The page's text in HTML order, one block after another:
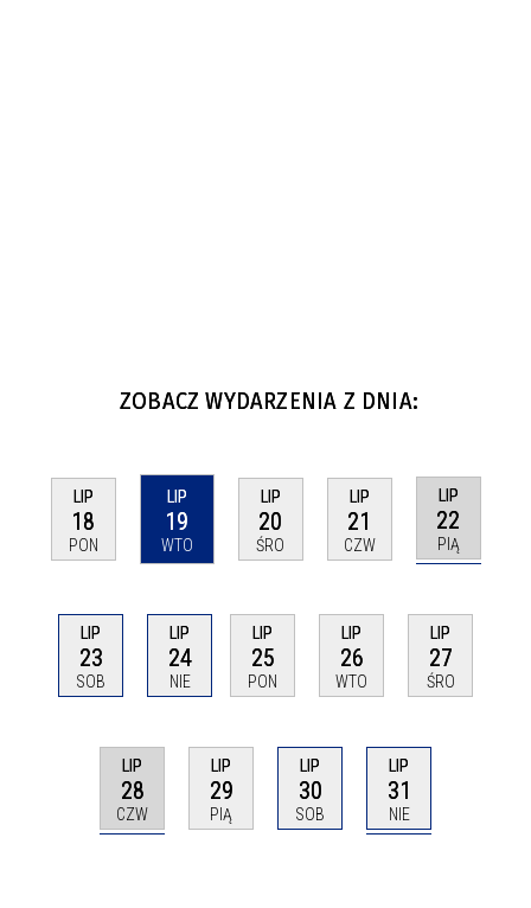
ZOBACZ WYDARZENIA Z DNIA:
LIP
18
PON
LIP
19
WTO
LIP
20
ŚRO
LIP
21
CZW
LIP
22
PIĄ
LIP
23
SOB
LIP
24
NIE
LIP
25
PON
LIP
26
WTO
LIP
27
ŚRO
LIP
28
CZW
LIP
29
PIĄ
LIP
30
SOB
LIP
31
NIE